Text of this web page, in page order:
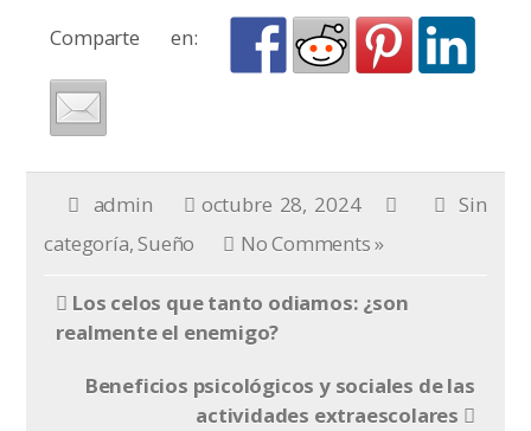
Comparte en:
admin octubre 28, 2024
Sin
categoría,Sueño No Comments »
Los celos que tanto odiamos: ¿son
realmente el enemigo?
Beneficios psicológicos y sociales de las
actividades extraescolares